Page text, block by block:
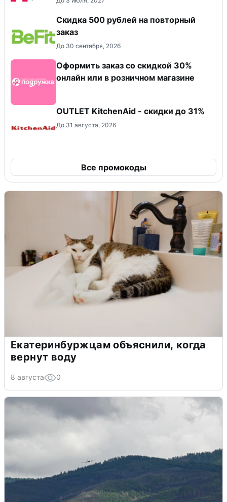
Скидка 500 рублей на повторный
заказ
До 30 сентября, 2026
Оформить заказ со скидкой 30%
онлайн или в розничном магазине
OUTLET KitchenAid - скидки до 31%
До 31 августа, 2026
Все промокоды
Екатеринбуржцам объяснили, когда
вернут воду
8 августа 0